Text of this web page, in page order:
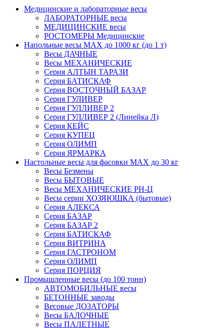
Медицинские и лабораторные весы
ЛАБОРАТОРНЫЕ весы
МЕДИЦИНСКИЕ весы
РОСТОМЕРЫ Медицинские
Напольные весы MAX до 1000 кг (до 1 т)
Весы ДАЧНЫЕ
Весы МЕХАНИЧЕСКИЕ
Серия АЛТЫН ТАРАЗИ
Серия БАТИСКАФ
Серия ВОСТОЧНЫЙ БАЗАР
Серия ГУЛИВЕР
Серия ГУЛЛИВЕР 2
Серия ГУЛЛИВЕР 2 (Линейка Л)
Серия КЕЙС
Серия КУПЕЦ
Серия ОЛИМП
Серия ЯРМАРКА
Настольные весы для фасовки MAX до 30 кг
Весы Безмены
Весы БЫТОВЫЕ
Весы МЕХАНИЧЕСКИЕ РН-Ц
Весы серии ХОЗЯЮШКА (бытовые)
Серия АЛЕКСА
Серия БАЗАР
Серия БАЗАР 2
Серия БАТИСКАФ
Серия ВИТРИНА
Серия ГАСТРОНОМ
Серия ОЛИМП
Серия ПОРЦИЯ
Промышленные весы (до 100 тонн)
АВТОМОБИЛЬНЫЕ весы
БЕТОННЫЕ заводы
Весовые ДОЗАТОРЫ
Весы БАЛОЧНЫЕ
Весы ПАЛЕТНЫЕ